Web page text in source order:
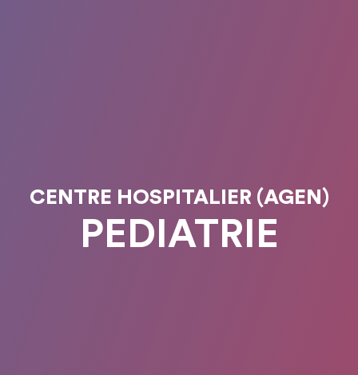
CENTRE HOSPITALIER (AGEN)
PEDIATRIE